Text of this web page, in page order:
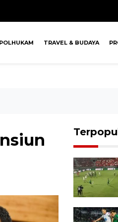
TRAVEL & BUDAYA